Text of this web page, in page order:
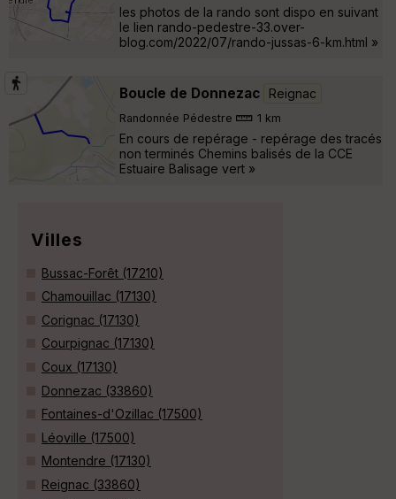
les photos de la rando sont dispo en suivant
le lien rando-pedestre-33.over-
blog.com/2022/07/rando-jussas-6-km.html »
Boucle de Donnezac Reignac
Randonnée Pédestre 1 km
En cours de repérage - repérage des tracés
non terminés Chemins balisés de la CCE
Estuaire Balisage vert »
Villes
Bussac-Forêt (17210)
Chamouillac (17130)
Corignac (17130)
Courpignac (17130)
Coux (17130)
Donnezac (33860)
Fontaines-d'Ozillac (17500)
Léoville (17500)
Montendre (17130)
Reignac (33860)